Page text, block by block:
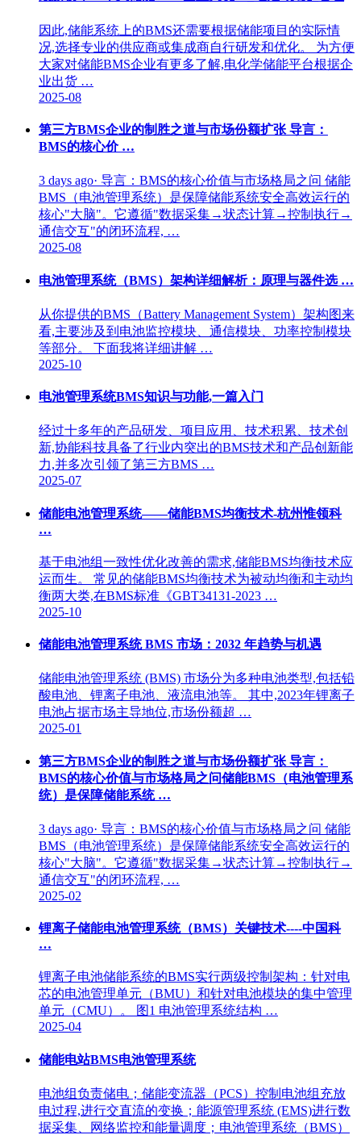
因此,储能系统上的BMS还需要根据储能项目的实际情
况,选择专业的供应商或集成商自行研发和优化。 为方便
大家对储能BMS企业有更多了解,电化学储能平台根据企
业出货 …
2025-08
第三方BMS企业的制胜之道与市场份额扩张 导言：
BMS的核心价 …
3 days ago· 导言：BMS的核心价值与市场格局之问 储能
BMS（电池管理系统）是保障储能系统安全高效运行的
核心"大脑"。它遵循"数据采集→状态计算→控制执行→
通信交互"的闭环流程, …
2025-08
电池管理系统（BMS）架构详细解析：原理与器件选 …
从你提供的BMS（Battery Management System）架构图来
看,主要涉及到电池监控模块、通信模块、功率控制模块
等部分。 下面我将详细讲解 …
2025-10
电池管理系统BMS知识与功能,一篇入门
经过十多年的产品研发、项目应用、技术积累、技术创
新,协能科技具备了行业内突出的BMS技术和产品创新能
力,并多次引领了第三方BMS …
2025-07
储能电池管理系统——储能BMS均衡技术-杭州惟领科
…
基于电池组一致性优化改善的需求,储能BMS均衡技术应
运而生。 常见的储能BMS均衡技术为被动均衡和主动均
衡两大类,在BMS标准《GBT34131-2023 …
2025-10
储能电池管理系统 BMS 市场：2032 年趋势与机遇
储能电池管理系统 (BMS) 市场分为多种电池类型,包括铅
酸电池、锂离子电池、液流电池等。 其中,2023年锂离子
电池占据市场主导地位,市场份额超 …
2025-01
第三方BMS企业的制胜之道与市场份额扩张 导言：
BMS的核心价值与市场格局之问储能BMS（电池管理系
统）是保障储能系统 …
3 days ago· 导言：BMS的核心价值与市场格局之问 储能
BMS（电池管理系统）是保障储能系统安全高效运行的
核心"大脑"。它遵循"数据采集→状态计算→控制执行→
通信交互"的闭环流程, …
2025-02
锂离子储能电池管理系统（BMS）关键技术----中国科
…
锂离子电池储能系统的BMS实行两级控制架构：针对电
芯的电池管理单元（BMU）和针对电池模块的集中管理
单元（CMU）。 图1 电池管理系统结构 …
2025-04
储能电站BMS电池管理系统
电池组负责储电；储能变流器（PCS）控制电池组充放
电过程,进行交直流的变换；能源管理系统 (EMS)进行数
据采集、网络监控和能量调度；电池管理系统（BMS）